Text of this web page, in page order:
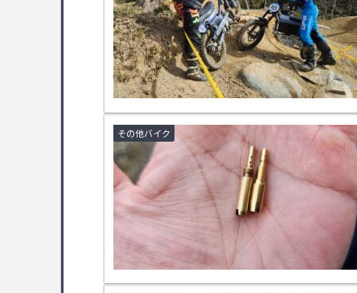
その他バイク